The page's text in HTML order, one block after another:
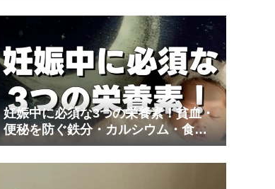
妊娠中に必須な3つの栄養素！貧血・
便秘を防ぐ鉄分・カルシウム・食物
繊維｜夫の妊娠体験記③